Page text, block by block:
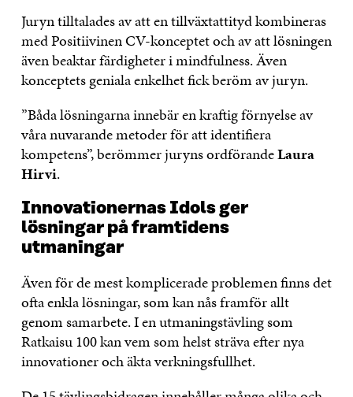
Juryn tilltalades av att en tillväxtattityd kombineras
med Positiivinen CV-konceptet och av att lösningen
även beaktar färdigheter i mindfulness. Även
konceptets geniala enkelhet fick beröm av juryn.
”Båda lösningarna innebär en kraftig förnyelse av
våra nuvarande metoder för att identifiera
kompetens”, berömmer juryns ordförandeLaura
Hirvi.
Innovationernas Idols ger
lösningar på framtidens
utmaningar
Även för de mest komplicerade problemen finns det
ofta enkla lösningar, som kan nås framför allt
genom samarbete. I en utmaningstävling som
Ratkaisu 100 kan vem som helst sträva efter nya
innovationer och äkta verkningsfullhet.